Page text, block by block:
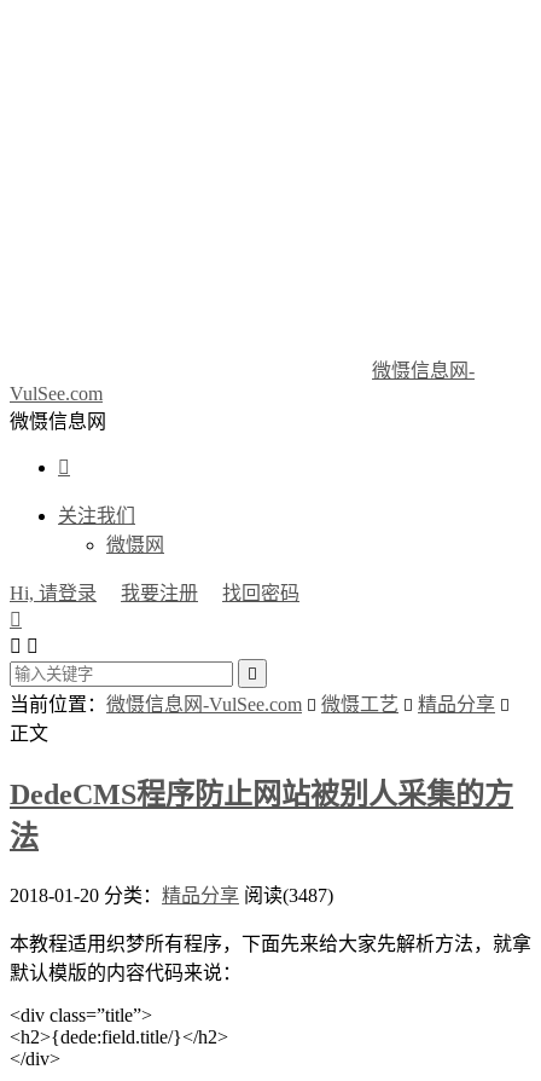
微慑信息网-
VulSee.com
微慑信息网

关注我们
微慑网
Hi, 请登录 我要注册
找回密码

 

当前位置： 微慑信息网-VulSee.com  微慑工艺  精品分享 
正文
DedeCMS程序防止网站被别人采集的方
法
2018-01-20 分类： 精品分享 阅读(3487)
本教程适用织梦所有程序，下面先来给大家先解析方法，就拿
默认模版的内容代码来说：
<div class=”title”>
<h2>{dede:field.title/}</h2>
</div>